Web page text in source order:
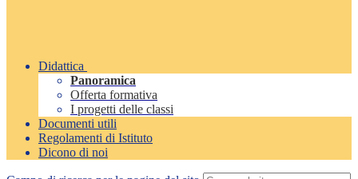
Didattica
Panoramica
Offerta formativa
I progetti delle classi
Documenti utili
Regolamenti di Istituto
Dicono di noi